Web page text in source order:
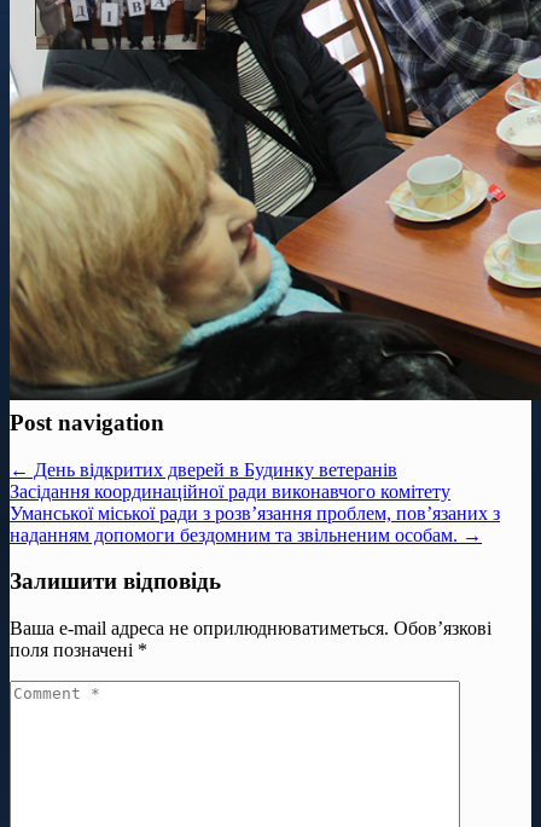
Post navigation
← День відкритих дверей в Будинку ветеранів
Засідання координаційної ради виконавчого комітету
Уманської міської ради з розв’язання проблем, пов’язаних з
наданням допомоги бездомним та звільненим особам. →
Залишити відповідь
Ваша e-mail адреса не оприлюднюватиметься. Обов’язкові
поля позначені *